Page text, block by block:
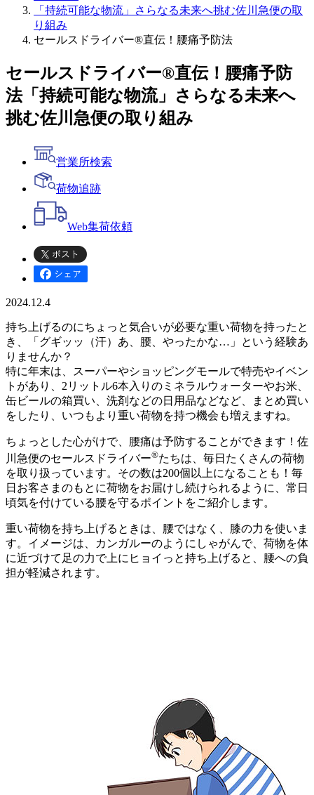
「持続可能な物流」さらなる未来へ挑む佐川急便の取
り組み
セールスドライバー®直伝！腰痛予防法
セールスドライバー®直伝！腰痛予防
法「持続可能な物流」さらなる未来へ
挑む佐川急便の取り組み
営業所検索
荷物追跡
Web集荷依頼
2024.12.4
持ち上げるのにちょっと気合いが必要な重い荷物を持ったと
き、「グギッッ（汗）あ、腰、やったかな…」という経験あ
りませんか？
特に年末は、スーパーやショッピングモールで特売やイベン
トがあり、2リットル6本入りのミネラルウォーターやお米、
缶ビールの箱買い、洗剤などの日用品などなど、まとめ買い
をしたり、いつもより重い荷物を持つ機会も増えますね。
ちょっとした心がけで、腰痛は予防することができます！佐
川急便のセールスドライバー®たちは、毎日たくさんの荷物
を取り扱っています。その数は200個以上になることも！毎
日お客さまのもとに荷物をお届けし続けられるように、常日
頃気を付けている腰を守るポイントをご紹介します。
重い荷物を持ち上げるときは、腰ではなく、膝の力を使いま
す。イメージは、カンガルーのようにしゃがんで、荷物を体
に近づけて足の力で上にヒョイっと持ち上げると、腰への負
担が軽減されます。